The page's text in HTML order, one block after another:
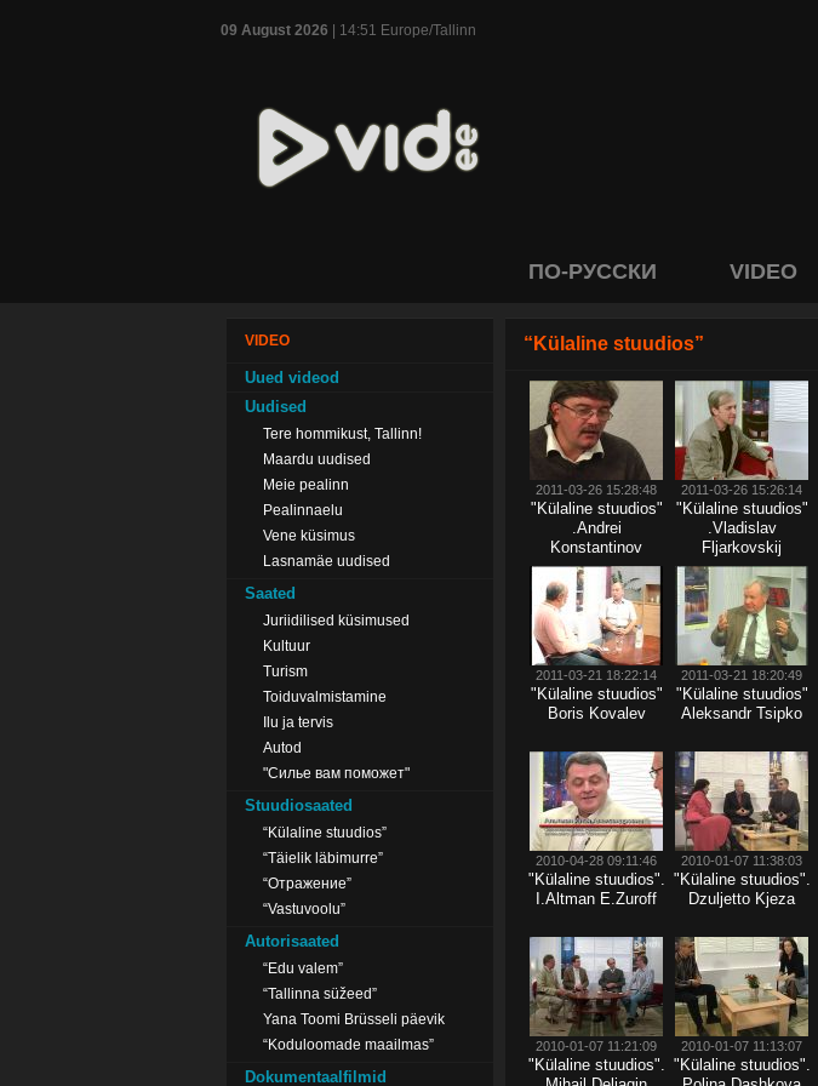
09 August 2026 | 14:51 Europe/Tallinn
ПО-РУССКИ VIDEO
VIDEO
Uued videod
Uudised
Tere hommikust, Tallinn!
Maardu uudised
Meie pealinn
Pealinnaelu
Vene küsimus
Lasnamäe uudised
Saated
Juriidilised küsimused
Kultuur
Turism
Toiduvalmistamine
Ilu ja tervis
Autod
"Силье вам поможет"
Stuudiosaated
“Külaline stuudios”
“Täielik läbimurre”
“Отражение”
“Vastuvoolu”
Autorisaated
“Edu valem”
“Tallinna süžeed”
Yana Toomi Brüsseli päevik
“Koduloomade maailmas”
Dokumentaalfilmid
“Külaline stuudios”
2011-03-26 15:28:48
"Külaline stuudios"
.Andrei
Konstantinov
2011-03-26 15:26:14
"Külaline stuudios"
.Vladislav
Fljarkovskij
2011-03-21 18:22:14
"Külaline stuudios"
Boris Kovalev
2011-03-21 18:20:49
"Külaline stuudios"
Aleksandr Tsipko
2010-04-28 09:11:46
"Külaline stuudios".
I.Altman E.Zuroff
2010-01-07 11:38:03
"Külaline stuudios".
Dzuljetto Kjezа
2010-01-07 11:21:09
"Külaline stuudios".
2010-01-07 11:13:07
"Külaline stuudios".